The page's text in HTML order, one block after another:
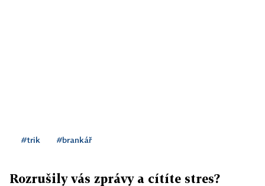
#trik #brankář
Rozrušily vás zprávy a cítíte stres?